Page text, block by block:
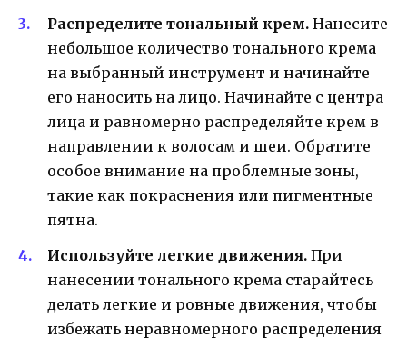
Распределите тональный крем. Нанесите
небольшое количество тонального крема
на выбранный инструмент и начинайте
его наносить на лицо. Начинайте с центра
лица и равномерно распределяйте крем в
направлении к волосам и шеи. Обратите
особое внимание на проблемные зоны,
такие как покраснения или пигментные
пятна.
Используйте легкие движения. При
нанесении тонального крема старайтесь
делать легкие и ровные движения, чтобы
избежать неравномерного распределения